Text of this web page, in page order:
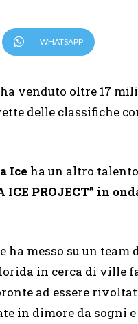
WHATSAPP
venduto oltre 17
delle classifiche
Ice ha un altro talento
ICE PROJECT” in
ha messo su un team
in cerca di ville
ad essere
in dimore da sogni e